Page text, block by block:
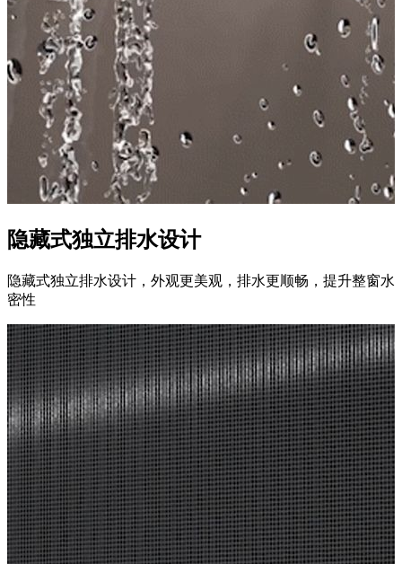
隐藏式独立排水设计
隐藏式独立排水设计，外观更美观，排水更顺畅，提升整窗水
密性